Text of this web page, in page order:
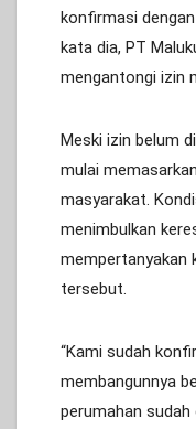
konfirmasi
kata dia, PT
mengantongi izin
Meski izin belum
mulai
masyarakat.
menimbulkan
mempertanyakan
tersebut.
“Kami sudah
membangunnya
perumahan sudah